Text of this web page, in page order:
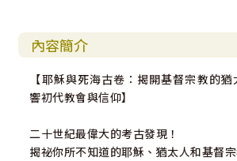
內容簡介
【耶穌與死海古卷：揭開基督宗教的
響初代教會與信仰】
二十世紀最偉大的考古發現！
揭祕你所不知道的耶穌、猶太人和基督宗